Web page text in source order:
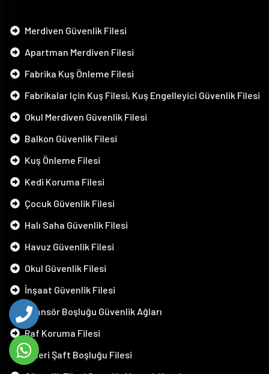
Merdiven Güvenlik Filesi
Apartman Merdiven Filesi
Fabrika Kuş Önleme Filesi
Fabrikalar Için Kuş Filesi, Kuş Engelleyici Güvenlik Filesi
Okul Merdiven Güvenlik Filesi
Balkon Güvenlik Filesi
Kuş Önleme Filesi
Kedi Koruma Filesi
Çocuk Güvenlik Filesi
Halı Saha Güvenlik Filesi
Havuz Güvenlik Filesi
Okul Güvenlik Filesi
İnşaat Güvenlik Filesi
Asansör Boşluğu Güvenlik Ağları
Raf Koruma Filesi
Galeri Şaft Boşluğu Filesi